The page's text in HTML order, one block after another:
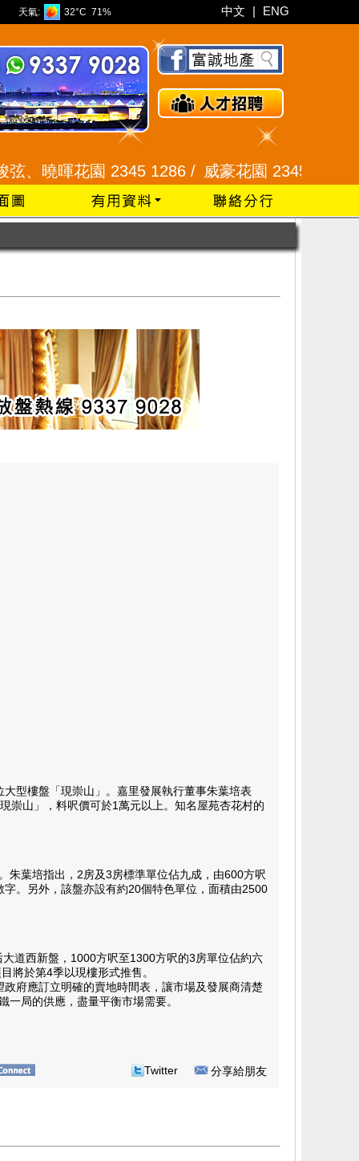
天氣: 32°C 71% 中文 | ENG
花園 2345 1286 / 威豪花園 2345 3331 /
型樓盤「現崇山」。嘉里發展執行董事朱葉培表
崇山」，料呎價可於1萬元以上。知名屋苑杏花村的
朱葉培指出，2房及3房標準單位佔九成，由600方呎
。另外，該盤亦設有約20個特色單位，面積由2500
道西新盤，1000方呎至1300方呎的3房單位佔約六
將於第4季以現樓形式推售。
府應訂立明確的賣地時間表，讓市場及發展商清楚
局的供應，盡量平衡市場需要。
Twitter 分享給朋友